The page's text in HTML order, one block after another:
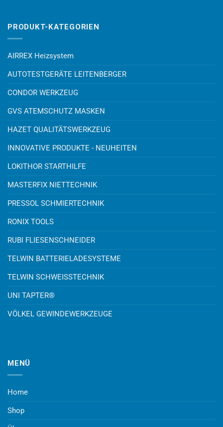
PRODUKT-KATEGORIEN
AIRREX Heizsystem
AUTOTESTGERÄTE LEITENBERGER
CONDOR WERKZEUG
GVS ATEMSCHUTZ MASKEN
HAZET QUALITÄTSWERKZEUG
INNOVATIVE PRODUKTE - NEUHEITEN
LOKITHOR STARTHILFE
MASTERFIX NIETTECHNIK
PRESSOL SCHMIERTECHNIK
RONIX TOOLS
RUBI FLIESENSCHNEIDER
TELWIN BATTERIELADESYSTEME
TELWIN SCHWEISSTECHNIK
UNI TAPTER®
VÖLKEL GEWINDEWERKZEUGE
MENÜ
Home
Shop